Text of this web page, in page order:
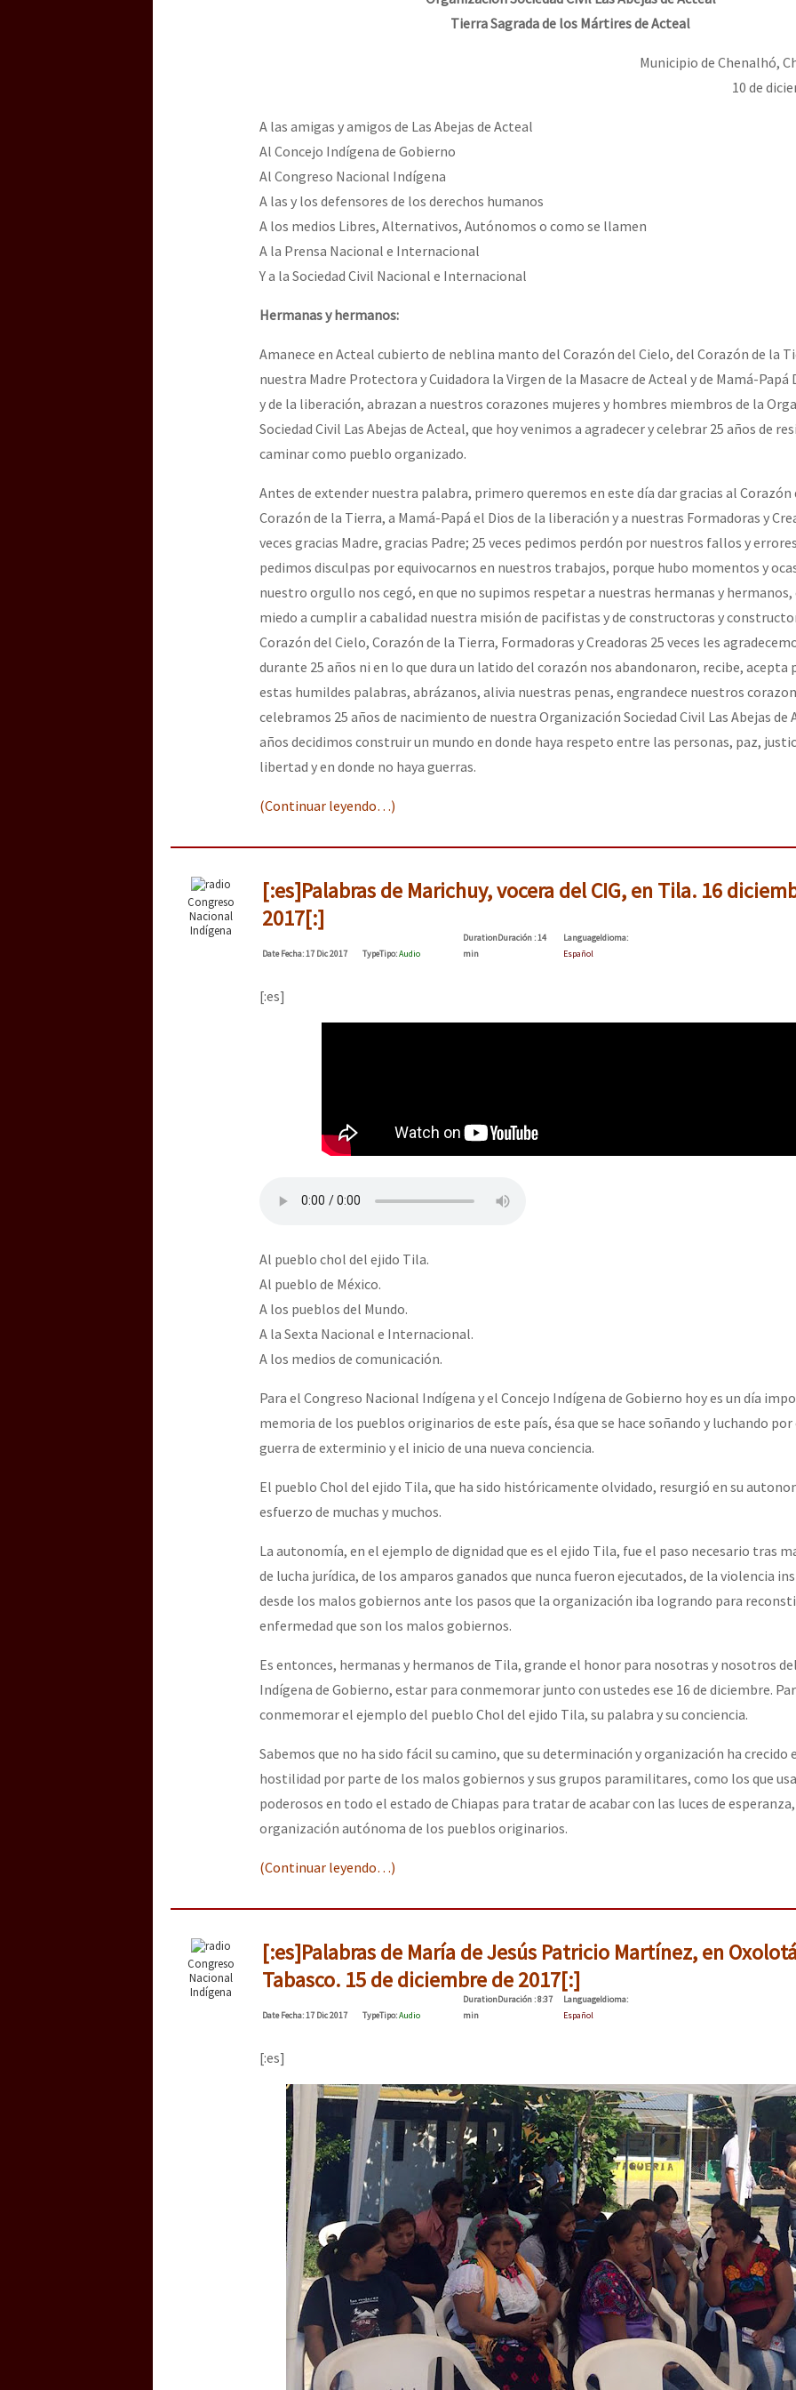
[25 abr – CDMX] Tokín por el CNI: 30 años de Resistencia y Rebeldía
Tierra Sagrada de los Mártires de Acteal
Municipio de Chenalhó,
10 de
A las amigas y amigos de Las Abejas de Acteal
Al Concejo Indígena de Gobierno
Al Congreso Nacional Indígena
A las y los defensores de los derechos humanos
A los medios Libres, Alternativos, Autónomos o como se llamen
A la Prensa Nacional e Internacional
Y a la Sociedad Civil Nacional e Internacional
Hermanas y hermanos:
Amanece en Acteal cubierto de neblina manto del Corazón del Cielo, del Corazón de la
nuestra Madre Protectora y Cuidadora la Virgen de la Masacre de Acteal y de Mamá-Papá
y de la liberación, abrazan a nuestros corazones mujeres y hombres miembros de la
Sociedad Civil Las Abejas de Acteal, que hoy venimos a agradecer y celebrar 25 años de
caminar como pueblo organizado.
Antes de extender nuestra palabra, primero queremos en este día dar gracias al Corazón
Corazón de la Tierra, a Mamá-Papá el Dios de la liberación y a nuestras Formadoras y
veces gracias Madre, gracias Padre; 25 veces pedimos perdón por nuestros fallos y
pedimos disculpas por equivocarnos en nuestros trabajos, porque hubo momentos y
nuestro orgullo nos cegó, en que no supimos respetar a nuestras hermanas y hermanos,
miedo a cumplir a cabalidad nuestra misión de pacifistas y de constructoras y
Corazón del Cielo, Corazón de la Tierra, Formadoras y Creadoras 25 veces les
durante 25 años ni en lo que dura un latido del corazón nos abandonaron, recibe, acepta
estas humildes palabras, abrázanos, alivia nuestras penas, engrandece nuestros
celebramos 25 años de nacimiento de nuestra Organización Sociedad Civil Las Abejas de
años decidimos construir un mundo en donde haya respeto entre las personas, paz,
libertad y en donde no haya guerras.
(Continuar leyendo…)
Congreso
Nacional
Indígena
[:es]Palabras de Marichuy, vocera del CIG, en Tila. 16
2017[:]
DateFecha: 17 Dic 2017 TypeTipo:Audio
DurationDuración: 14
min
LanguageIdioma:
Español
[:es]
Al pueblo chol del ejido Tila.
Al pueblo de México.
A los pueblos del Mundo.
A la Sexta Nacional e Internacional.
A los medios de comunicación.
Para el Congreso Nacional Indígena y el Concejo Indígena de Gobierno hoy es un día
memoria de los pueblos originarios de este país, ésa que se hace soñando y luchando
guerra de exterminio y el inicio de una nueva conciencia.
El pueblo Chol del ejido Tila, que ha sido históricamente olvidado, resurgió en su
esfuerzo de muchas y muchos.
La autonomía, en el ejemplo de dignidad que es el ejido Tila, fue el paso necesario tras
de lucha jurídica, de los amparos ganados que nunca fueron ejecutados, de la violencia
desde los malos gobiernos ante los pasos que la organización iba logrando para
enfermedad que son los malos gobiernos.
Es entonces, hermanas y hermanos de Tila, grande el honor para nosotras y nosotros
Indígena de Gobierno, estar para conmemorar junto con ustedes ese 16 de diciembre.
conmemorar el ejemplo del pueblo Chol del ejido Tila, su palabra y su conciencia.
Sabemos que no ha sido fácil su camino, que su determinación y organización ha crecido
hostilidad por parte de los malos gobiernos y sus grupos paramilitares, como los que
poderosos en todo el estado de Chiapas para tratar de acabar con las luces de
organización autónoma de los pueblos originarios.
(Continuar leyendo…)
Congreso
Nacional
Indígena
[:es]Palabras de María de Jesús Patricio Martínez, en
Tabasco. 15 de diciembre de 2017[:]
DateFecha: 17 Dic 2017 TypeTipo:Audio
DurationDuración: 8:37
min
LanguageIdioma:
Español
[:es]